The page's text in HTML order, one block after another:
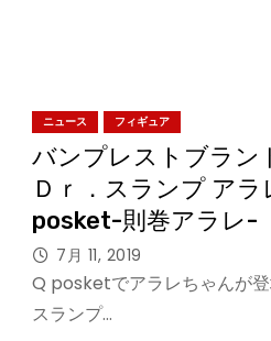
ニュース フィギュア
バンプレストブラン
Ｄｒ．スランプ アラ
posket-則巻アラレ-
7月 11, 2019
Q posketでアラレちゃんが登
スランプ…